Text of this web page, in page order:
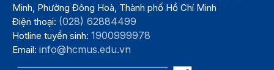
Minh, Phường Đông Hoà, Thành phố Hồ Chí Minh
Điện thoại: (028) 62884499
Hotline tuyển sinh:1900999978
Email:info@hcmus.edu.vn